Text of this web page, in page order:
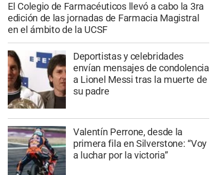
El Colegio de Farmacéuticos llevó a cabo la 3ra
edición de las jornadas de Farmacia Magistral
en el ámbito de la UCSF
Deportistas y celebridades
envían mensajes de condolencia
a Lionel Messi tras la muerte de
su padre
Valentín Perrone, desde la
primera fila en Silverstone: “Voy
a luchar por la victoria”